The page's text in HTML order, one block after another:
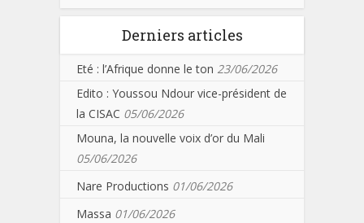
Derniers articles
Eté : l’Afrique donne le ton 23/06/2026
Edito : Youssou Ndour vice-président de
la CISAC 05/06/2026
Mouna, la nouvelle voix d’or du Mali
05/06/2026
Nare Productions 01/06/2026
Massa 01/06/2026